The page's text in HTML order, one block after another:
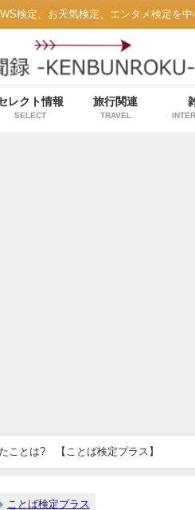
検定、お天気検定、エンタメ検定を中
レクト情報
SELECT
旅行関連
TRAVEL
ことは? 【ことば検定プラス】
ことば検定プラス